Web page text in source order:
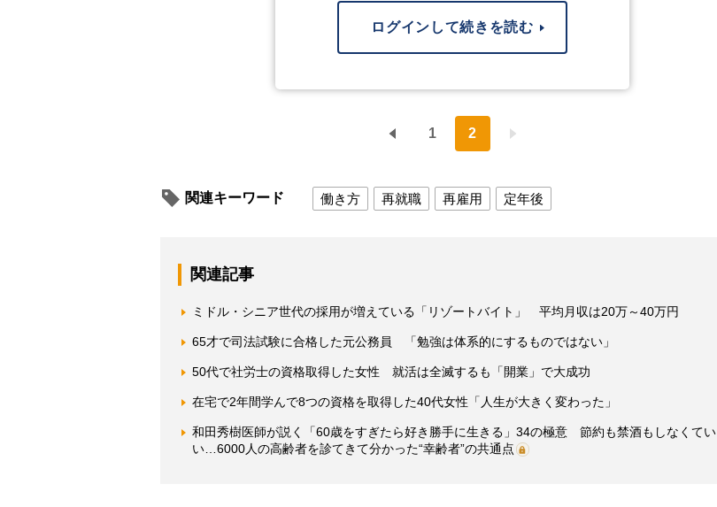
ログインして続きを読む
1 2
関連キーワード 働き方 再就職 再雇用 定年後
関連記事
ミドル・シニア世代の採用が増えている「リゾートバイト」 平均月収は20万～40万円
65才で司法試験に合格した元公務員 「勉強は体系的にするものではない」
50代で社労士の資格取得した女性 就活は全滅するも「開業」で大成功
在宅で2年間学んで8つの資格を取得した40代女性「人生が大きく変わった」
和田秀樹医師が説く「60歳をすぎたら好き勝手に生きる」34の極意 節約も禁酒もしなくてい
い…6000人の高齢者を診てきて分かった“幸齢者”の共通点